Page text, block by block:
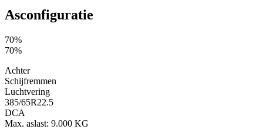
Asconfiguratie
70%
70%
Achter
Schijfremmen
Luchtvering
385/65R22.5
DCA
Max. aslast: 9.000 KG